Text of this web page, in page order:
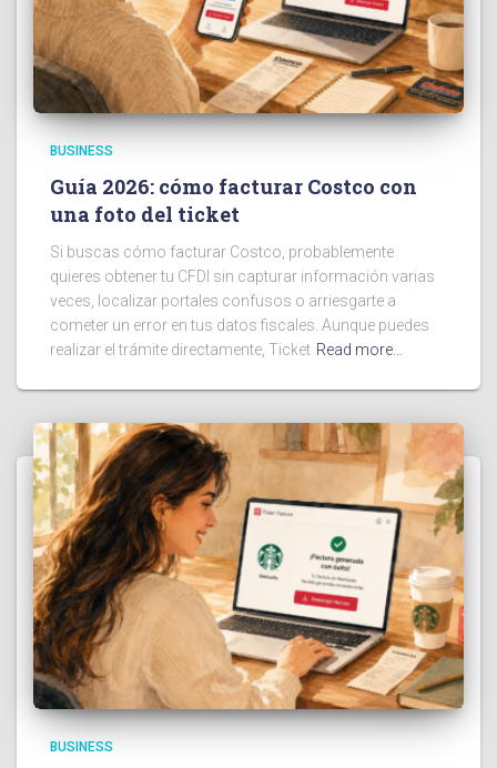
BUSINESS
Guía 2026: cómo facturar Costco con
una foto del ticket
Si buscas cómo facturar Costco, probablemente
quieres obtener tu CFDI sin capturar información varias
veces, localizar portales confusos o arriesgarte a
cometer un error en tus datos fiscales. Aunque puedes
realizar el trámite directamente, Ticket Read more…
BUSINESS